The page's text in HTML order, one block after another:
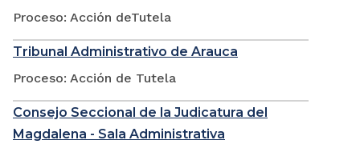
Proceso: Acción deTutela
Tribunal Administrativo de Arauca
Proceso: Acción de Tutela
Consejo Seccional de la Judicatura del
Magdalena - Sala Administrativa